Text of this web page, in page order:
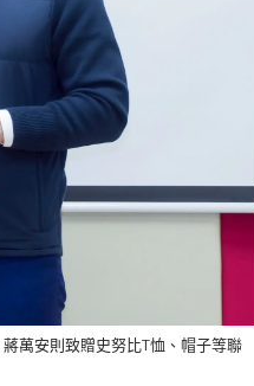
萬安則致贈史努比T恤、帽子等聯